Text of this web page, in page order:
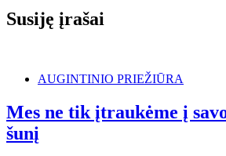
Susiję įrašai
AUGINTINIO PRIEŽIŪRA
Mes ne tik įtraukėme į
šunį